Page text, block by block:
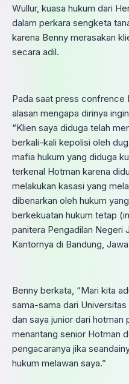
Wullur, kuasa hukum dari
dalam perkara sengketa
karena Benny merasakan
secara adil.
Pada saat press confrence
alasan mengapa dirinya
“Klien saya diduga telah
berkali-kali kepolisi oleh
mafia hukum yang diduga
terkenal Hotman karena
melakukan kasasi yang
dibenarkan oleh hukum
berkekuatan hukum tetap
panitera Pengadilan Negeri
Kantornya di Bandung,
Benny berkata, “Mari kita
sama-sama dari
dan saya junior dari hotman
menantang senior Hotman
pengacaranya jika
hukum melawan saya.”